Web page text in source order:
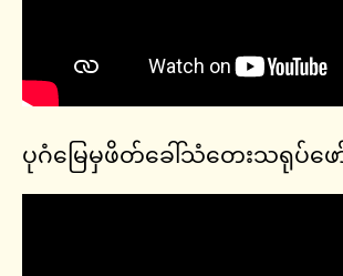
ပုဂံမြေမှဖိတ်ခေါ်သံတေးသရုပ်ဖ